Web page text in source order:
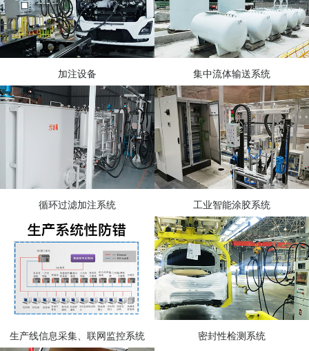
加注设备 集中流体输送系统
循环过滤加注系统 工业智能涂胶系统
生产线信息采集、联网监控系统 密封性检测系统